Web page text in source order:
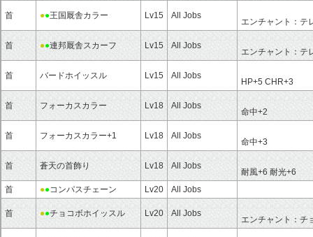
首 ●●王国厩舎カラー Lv15 All Jobs
エンチャント：テ
首 ●●連邦厩舎スカーフ Lv15 All Jobs
エンチャント：テ
首 バードホイッスル Lv15 All Jobs
HP+5 CHR+3
首 フォーカスカラー Lv18 All Jobs
命中+2
首 フォーカスカラー+1 Lv18 All Jobs
命中+3
首 蒼天の首飾り Lv18 All Jobs
耐風+6 耐光+6
首
●●コンパスチェーン Lv20 All Jobs
首 ●●チョコボホイッスル Lv20 All Jobs
エンチャント：チ